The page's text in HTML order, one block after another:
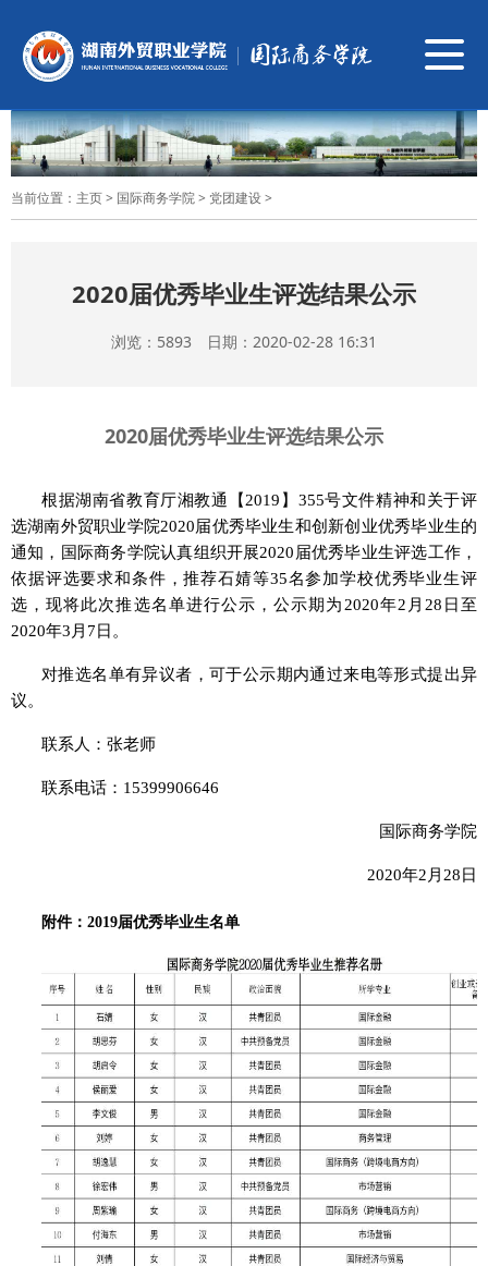
导
航
换
当前位置： 主页> 国际商务学院> 党团建设>
2020届优秀毕业生评选结果公示
浏览： 5893 日期：2020-02-28 16:31
2020届优秀毕业生评选结果公示
根据湖南省教育厅湘教通【2019】355号文件精神和关于评
选湖南外贸职业学院2020届优秀毕业生和创新创业优秀毕业生的
通知，国际商务学院认真组织开展2020届优秀毕业生评选工作，
依据评选要求和条件，推荐石婧等35名参加学校优秀毕业生评
选，现将此次推选名单进行公示，公示期为2020年2月28日至
2020年3月7日。
对推选名单有异议者，可于公示期内通过来电等形式提出异
议。
联系人：张老师
联系电话：15399906646
国际商务学院
2020年2月28日
附件：2019届优秀毕业生名单